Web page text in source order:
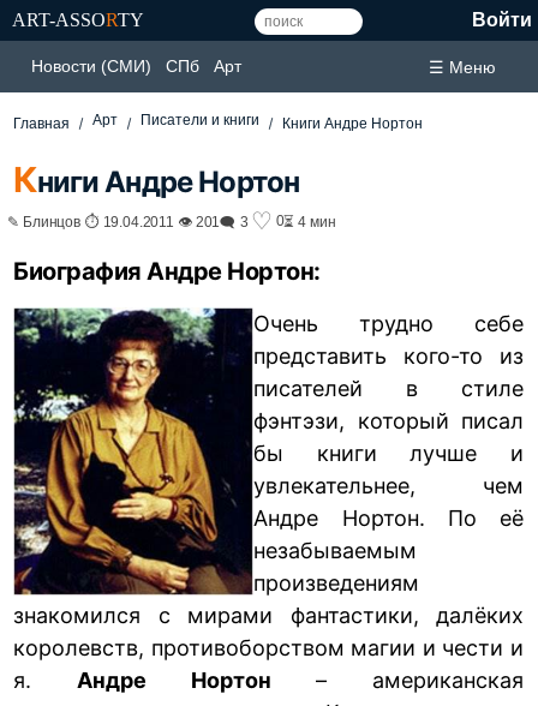
ART-ASSORTY Войти
Новости (СМИ) СПб Арт ☰ Меню
Главная Арт Писатели и книги Книги Андре Нортон
Книги Андре Нортон
✎ Блинцов ⏱ 19.04.2011 👁 201🗨 3 ♡ 0⏳ 4 мин
Биография Андре Нортон:
Очень трудно себе
представить кого-то из
писателей в стиле
фэнтэзи, который писал
бы книги лучше и
увлекательнее, чем
Андре Нортон. По её
незабываемым
произведениям
знакомился с мирами фантастики, далёких
королевств, противоборством магии и чести и
я. Андре Нортон – американская